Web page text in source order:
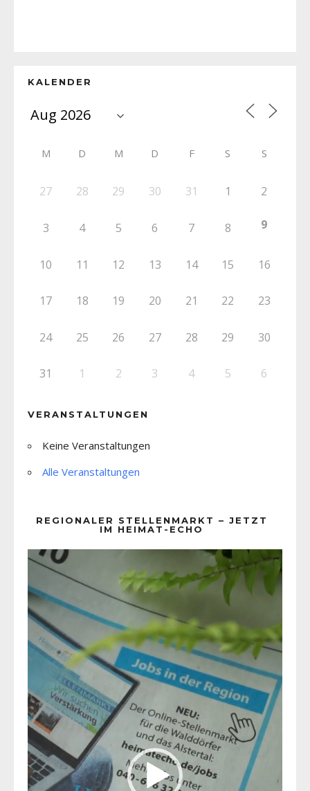
KALENDER
M D M D F S S
27 28 29 30 31 1 2
3 4 5 6 7 8 9
10 11 12 13 14 15 16
17 18 19 20 21 22 23
24 25 26 27 28 29 30
31 1 2 3 4 5 6
VERANSTALTUNGEN
Keine Veranstaltungen
Alle Veranstaltungen
REGIONALER STELLENMARKT – JETZT
IM HEIMAT-ECHO
Player